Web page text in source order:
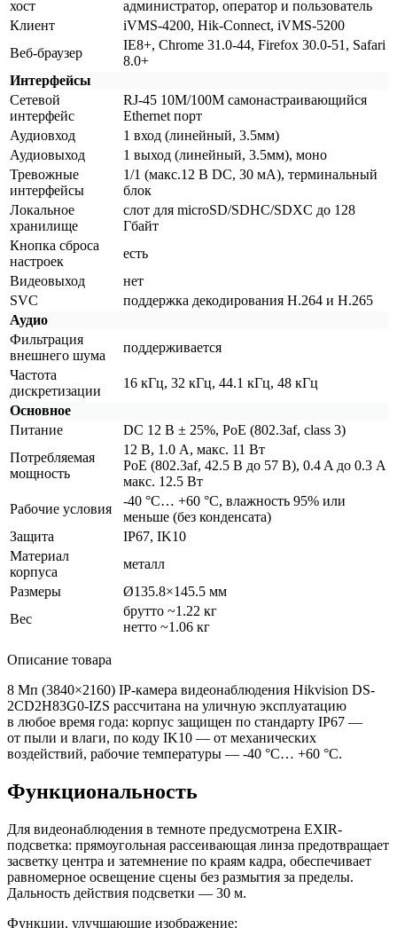
хост
администратор, оператор и пользователь
Клиент
iVMS-4200, Hik-Connect, iVMS-5200
Веб-браузер
IE8+, Chrome 31.0-44, Firefox 30.0-51, Safari
8.0+
Интерфейсы
Сетевой
интерфейс
RJ-45 10M/100M самонастраивающийся
Ethernet порт
Аудиовход
1 вход (линейный, 3.5мм)
Аудиовыход
1 выход (линейный, 3.5мм), моно
Тревожные
интерфейсы
1/1 (макс.12 В DC, 30 мА), терминальный
блок
Локальное
хранилище
слот для microSD/SDHC/SDXC до 128
Гбайт
Кнопка сброса
настроек
есть
Видеовыход
нет
SVC
поддержка декодирования H.264 и H.265
Аудио
Фильтрация
внешнего шума
поддерживается
Частота
дискретизации
16 кГц, 32 кГц, 44.1 кГц, 48 кГц
Основное
Питание
DC 12 В ± 25%, PoE (802.3af, class 3)
Потребляемая
мощность
12 В, 1.0 А, макс. 11 Вт
PoE (802.3af, 42.5 В до 57 В), 0.4 A до 0.3 A
макс. 12.5 Вт
Рабочие условия
-40 °C… +60 °C, влажность 95% или
меньше (без конденсата)
Защита
IP67, IK10
Материал
корпуса
металл
Размеры
Ø135.8×145.5 мм
Вес
брутто ~1.22 кг
нетто ~1.06 кг
Описание товара
8 Мп (3840×2160) IP-камера видеонаблюдения Hikvision DS-
2CD2H83G0-IZS рассчитана на уличную эксплуатацию
в любое время года: корпус защищен по стандарту IP67 —
от пыли и влаги, по коду IK10 — от механических
воздействий, рабочие температуры — -40 °C… +60 °C.
Функциональность
Для видеонаблюдения в темноте предусмотрена EXIR-
подсветка: прямоугольная рассеивающая линза предотвращает
засветку центра и затемнение по краям кадра, обеспечивает
равномерное освещение сцены без размытия за пределы.
Дальность действия подсветки — 30 м.
Функции, улучшающие изображение: